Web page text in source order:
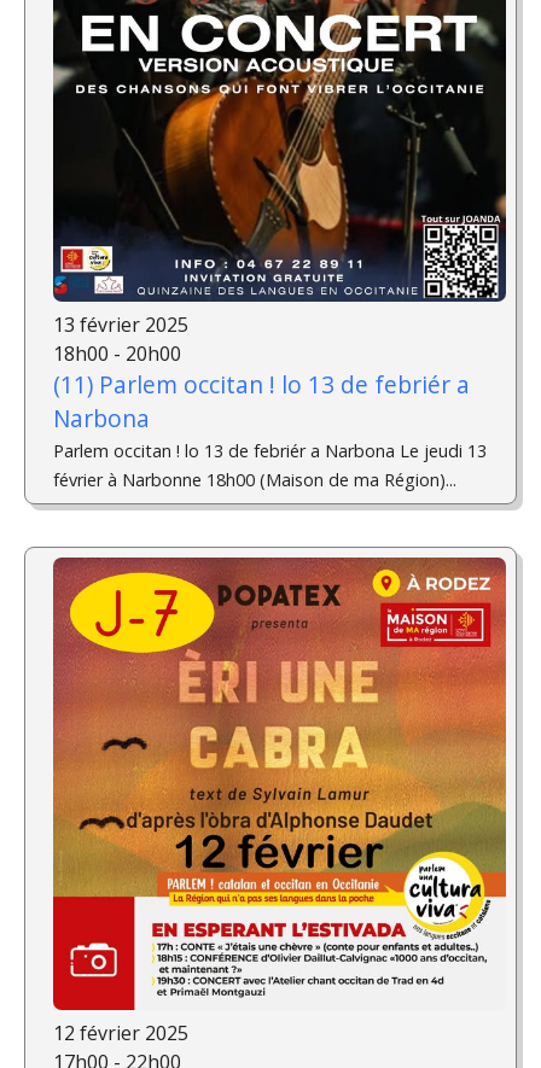
13 février 2025
18h00 - 20h00
(11) Parlem occitan ! lo 13 de febriér a
Narbona
Parlem occitan ! lo 13 de febriér a Narbona Le jeudi 13
février à Narbonne 18h00 (Maison de ma Région)...
12 février 2025
17h00 - 22h00